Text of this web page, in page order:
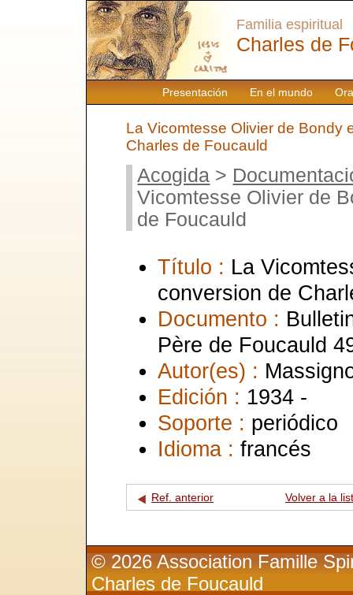
Presentación En el mundo
Familia espiritual
Charles de
La Vicomtesse Olivier de Bondy
Charles de Foucauld
Acogida >
Vicomtesse Olivier de
de Foucauld
Título : La
conversion de
Documento :
Père de Foucauld
Autor(es) :
Edición : 1934 -
Soporte : periódico
Idioma : francés
Ref. anterior Volver a la
© 2026 Association Famille
Charles de Foucauld